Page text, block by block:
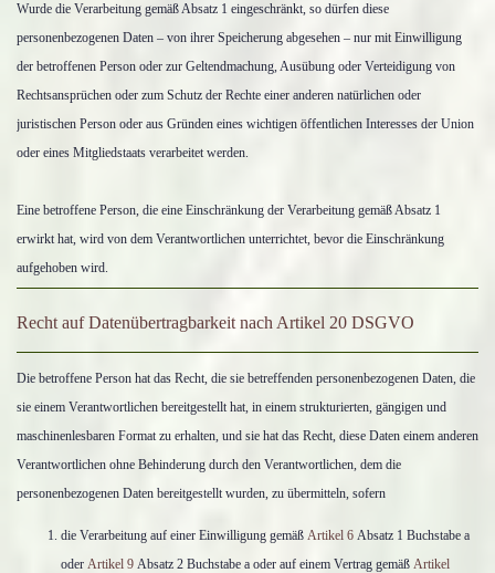
Wurde die Verarbeitung gemäß Absatz 1 eingeschränkt, so dürfen diese
personenbezogenen Daten – von ihrer Speicherung abgesehen – nur mit Einwilligung
der betroffenen Person oder zur Geltendmachung, Ausübung oder Verteidigung von
Rechtsansprüchen oder zum Schutz der Rechte einer anderen natürlichen oder
juristischen Person oder aus Gründen eines wichtigen öffentlichen Interesses der Union
oder eines Mitgliedstaats verarbeitet werden.
Eine betroffene Person, die eine Einschränkung der Verarbeitung gemäß Absatz 1
erwirkt hat, wird von dem Verantwortlichen unterrichtet, bevor die Einschränkung
aufgehoben wird.
Recht auf Datenübertragbarkeit nach Artikel 20 DSGVO
Die betroffene Person hat das Recht, die sie betreffenden personenbezogenen Daten, die
sie einem Verantwortlichen bereitgestellt hat, in einem strukturierten, gängigen und
maschinenlesbaren Format zu erhalten, und sie hat das Recht, diese Daten einem anderen
Verantwortlichen ohne Behinderung durch den Verantwortlichen, dem die
personenbezogenen Daten bereitgestellt wurden, zu übermitteln, sofern
die Verarbeitung auf einer Einwilligung gemäß Artikel 6 Absatz 1 Buchstabe a
oder Artikel 9 Absatz 2 Buchstabe a oder auf einem Vertrag gemäß Artikel